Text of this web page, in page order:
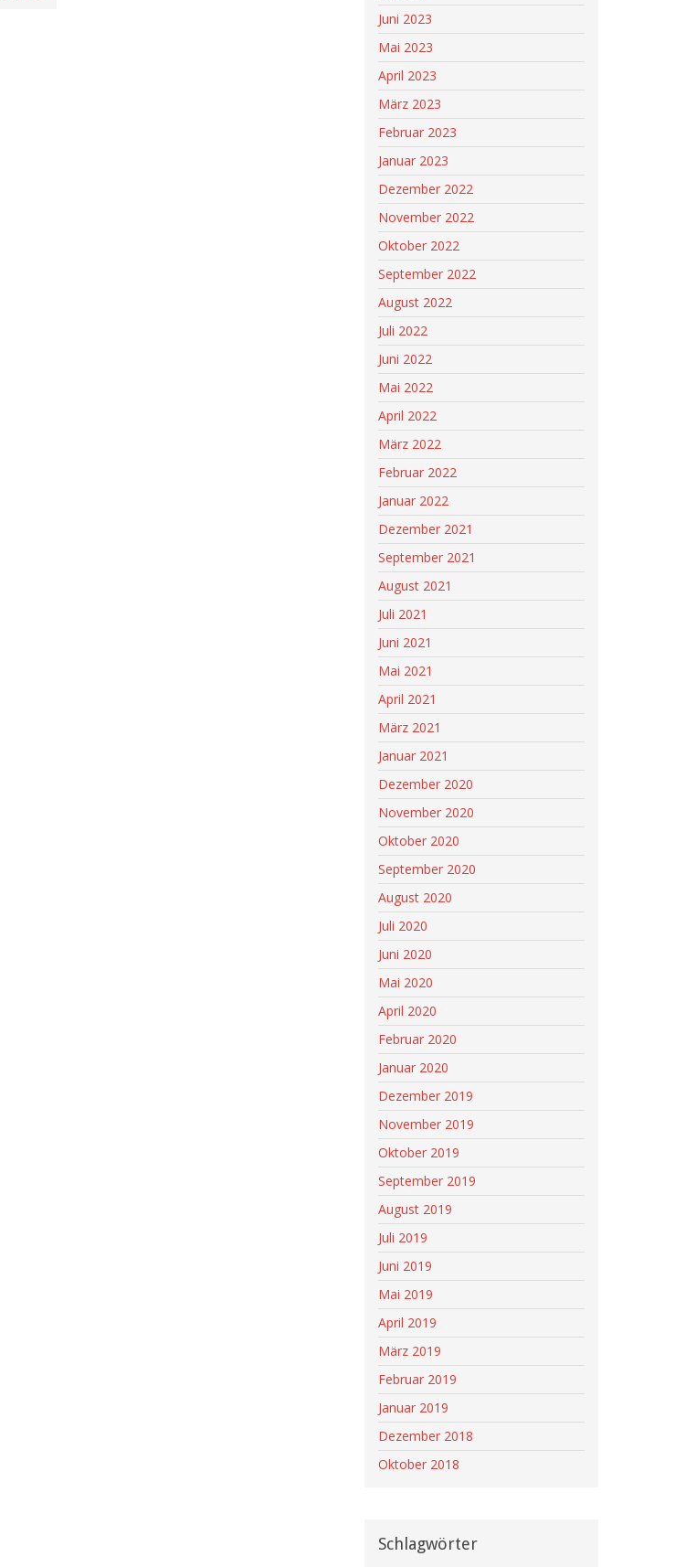
Juni 2023
Mai 2023
April 2023
März 2023
Februar 2023
Januar 2023
Dezember 2022
November 2022
Oktober 2022
September 2022
August 2022
Juli 2022
Juni 2022
Mai 2022
April 2022
März 2022
Februar 2022
Januar 2022
Dezember 2021
September 2021
August 2021
Juli 2021
Juni 2021
Mai 2021
April 2021
März 2021
Januar 2021
Dezember 2020
November 2020
Oktober 2020
September 2020
August 2020
Juli 2020
Juni 2020
Mai 2020
April 2020
Februar 2020
Januar 2020
Dezember 2019
November 2019
Oktober 2019
September 2019
August 2019
Juli 2019
Juni 2019
Mai 2019
April 2019
März 2019
Februar 2019
Januar 2019
Dezember 2018
Oktober 2018
Schlagwörter